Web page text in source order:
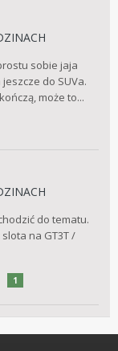
sobie jaja
do SUVa.
może to...
do tematu.
na GT3T /
1